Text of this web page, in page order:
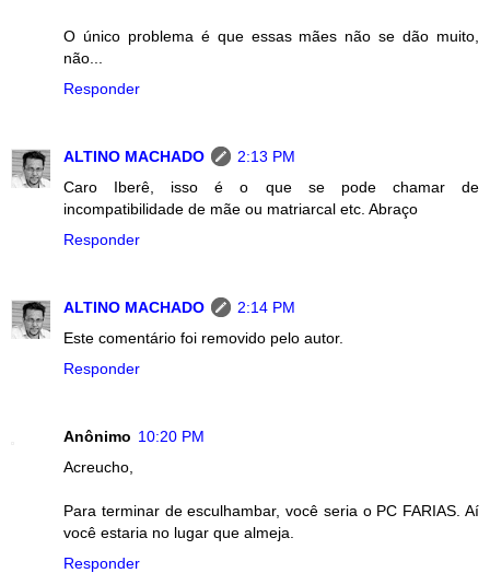
O único problema é que essas mães não se dão muito,
não...
Responder
ALTINO MACHADO
2:13 PM
Caro Iberê, isso é o que se pode chamar de
incompatibilidade de mãe ou matriarcal etc. Abraço
Responder
ALTINO MACHADO
2:14 PM
Este comentário foi removido pelo autor.
Responder
Anônimo 10:20 PM
Acreucho,
Para terminar de esculhambar, você seria o PC FARIAS. Aí
você estaria no lugar que almeja.
Responder